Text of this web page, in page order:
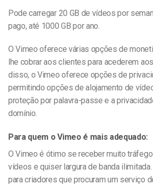
Pode carregar 20 GB de vídeos por
pago, até 1000 GB por ano.
O Vimeo oferece várias opções de
lhe cobrar aos clientes para acederem
disso, o Vimeo oferece opções de
permitindo opções de alojamento de
proteção por palavra-passe e a
domínio.
Para quem o Vimeo é mais adequado:
O Vimeo é ótimo se receber muito
vídeos e quiser largura de banda
para criadores que procuram um serviço